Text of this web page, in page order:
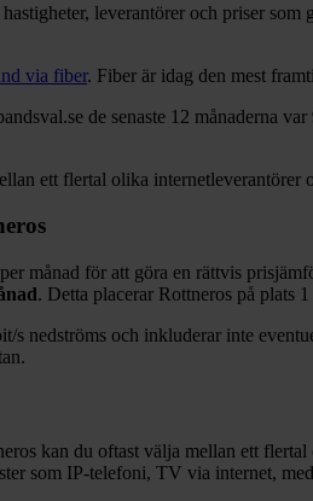
leverantörer och priser som
via fiber. Fiber är idag den mest
de senaste 12 månaderna var
ett flertal olika internetleverantörer
månad för att göra en rättvis
. Detta placerar Rottneros på plats
s nedströms och inkluderar inte
kan du oftast välja mellan ett
som IP-telefoni, TV via internet,